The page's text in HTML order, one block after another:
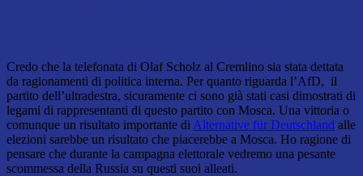
Credo che la telefonata di Olaf Scholz al Cremlino sia stata dettata
da ragionamenti di politica interna. Per quanto riguarda l’AfD, il
partito dell’ultradestra, sicuramente ci sono già stati casi dimostrati di
legami di rappresentanti di questo partito con Mosca. Una vittoria o
comunque un risultato importante di Alternative für Deutschland alle
elezioni sarebbe un risultato che piacerebbe a Mosca. Ho ragione di
pensare che durante la campagna elettorale vedremo una pesante
scommessa della Russia su questi suoi alleati.